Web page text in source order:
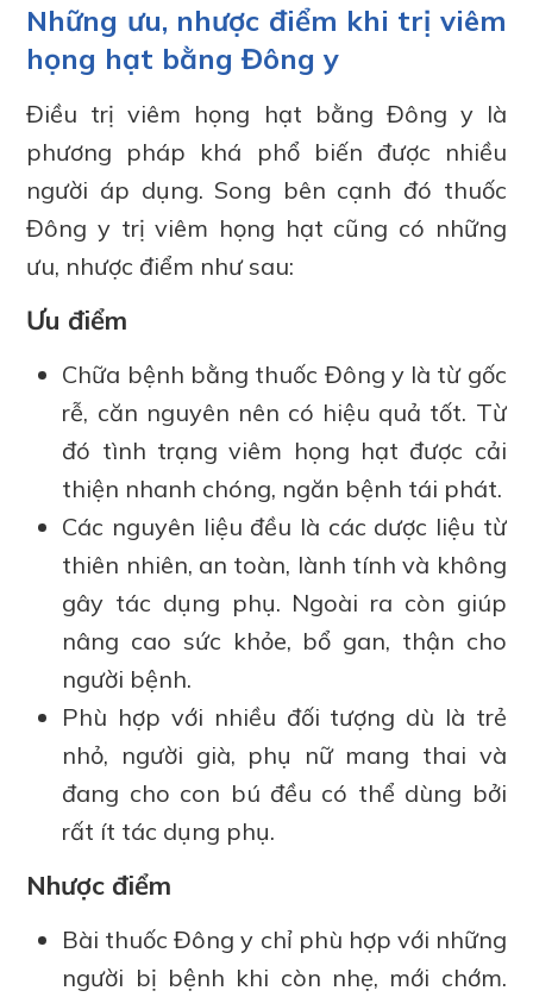
Những ưu, nhược điểm khi trị viêm
họng hạt bằng Đông y
Điều trị viêm họng hạt bằng Đông y là
phương pháp khá phổ biến được nhiều
người áp dụng. Song bên cạnh đó thuốc
Đông y trị viêm họng hạt cũng có những
ưu, nhược điểm như sau:
Ưu điểm
Chữa bệnh bằng thuốc Đông y là từ gốc
rễ, căn nguyên nên có hiệu quả tốt. Từ
đó tình trạng viêm họng hạt được cải
thiện nhanh chóng, ngăn bệnh tái phát.
Các nguyên liệu đều là các dược liệu từ
thiên nhiên, an toàn, lành tính và không
gây tác dụng phụ. Ngoài ra còn giúp
nâng cao sức khỏe, bổ gan, thận cho
người bệnh.
Phù hợp với nhiều đối tượng dù là trẻ
nhỏ, người già, phụ nữ mang thai và
đang cho con bú đều có thể dùng bởi
rất ít tác dụng phụ.
Nhược điểm
Bài thuốc Đông y chỉ phù hợp với những
người bị bệnh khi còn nhẹ, mới chớm.